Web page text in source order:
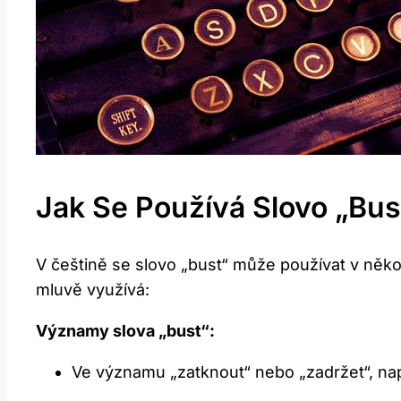
Jak Se Používá Slovo
V češtině se slovo „bust“ může používat v
mluvě využívá:
Významy slova „bust“:
Ve významu „zatknout“ nebo „zadržet“,